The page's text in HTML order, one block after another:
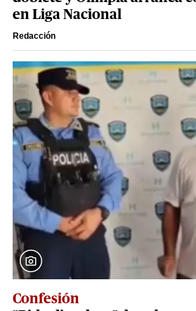
en Liga Nacional
Redacción
Confesión